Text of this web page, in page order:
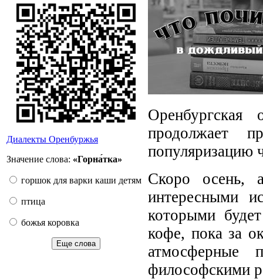
Диалекты Оренбуржья
Значение слова: «Горна́тка»
горшок для варки каши детям
птица
божья коровка
Еще слова
продолжает
популяризацию
Скоро осень,
интересными
которыми
кофе, пока за
атмосферные
философскими